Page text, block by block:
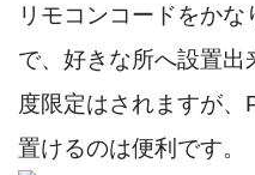
リモコンコードをか
で、好きな所へ設置
度限定はされますが、
置けるのは便利です。